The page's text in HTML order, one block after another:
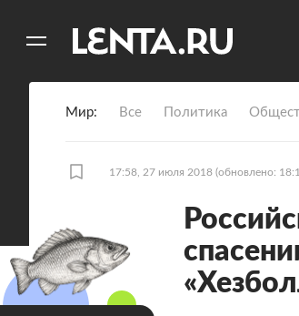
Мир Все Политика
17:58, 27 июля 2018 (обновлено: